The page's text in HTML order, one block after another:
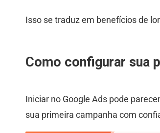
Isso se traduz em benefícios de
Como configurar sua
Iniciar no Google Ads pode
sua primeira campanha com